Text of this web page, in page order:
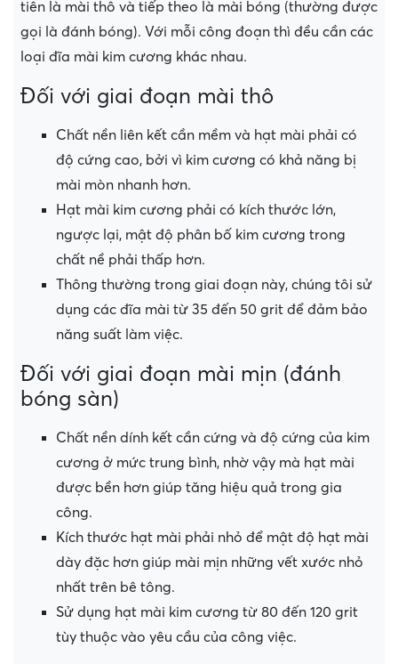
tiên là mài thô và tiếp theo là mài bóng (thường được
gọi là đánh bóng). Với mỗi công đoạn thì đều cần các
loại đĩa mài kim cương khác nhau.
Đối với giai đoạn mài thô
Chất nền liên kết cần mềm và hạt mài phải có
độ cứng cao, bởi vì kim cương có khả năng bị
mài mòn nhanh hơn.
Hạt mài kim cương phải có kích thước lớn,
ngược lại, mật độ phân bố kim cương trong
chất nề phải thấp hơn.
Thông thường trong giai đoạn này, chúng tôi sử
dụng các đĩa mài từ 35 đến 50 grit để đảm bảo
năng suất làm việc.
Đối với giai đoạn mài mịn (đánh
bóng sàn)
Chất nền dính kết cần cứng và độ cứng của kim
cương ở mức trung bình, nhờ vậy mà hạt mài
được bền hơn giúp tăng hiệu quả trong gia
công.
Kích thước hạt mài phải nhỏ để mật độ hạt mài
dày đặc hơn giúp mài mịn những vết xước nhỏ
nhất trên bê tông.
Sử dụng hạt mài kim cương từ 80 đến 120 grit
tùy thuộc vào yêu cầu của công việc.